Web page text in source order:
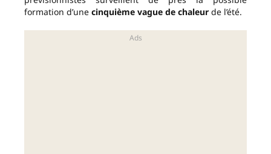
formation d’une cinquième vague de chaleur de l’été.